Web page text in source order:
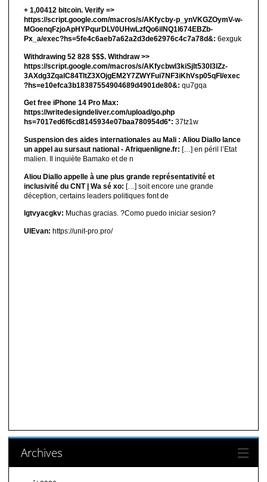
+ 1,00412 bitсоin. Verify =>
https://script.google.com/macros/s/AKfycby-p_ynVKGZOymV-w-
MGoenqFzjoApHYPqurDLV0UHwLzfQo6ilNQ1l674EBZb-
Px_a/exec?hs=5fe4c6aeb7a62a2d3de62976c4c7a78d&: 6exguk
Withdrawing 52 828 $$$. Withdrаw >>
https://script.google.com/macros/s/AKfycbwl3kiSjlt530I3lZz-
3AXdg3ZqalC84TltZ3XOjgEM2Y7ZWYFui7NF3iKhVsp05qFl/exec
?hs=e10efca3b18387554904689d4901de80&: qu7gqa
Get free iPhone 14 Pro Max:
https://writedesigndeliver.com/upload/go.php
hs=7017ed6f6cd8145934e07baa780954d6*: 37tz1w
Suspension des aides internationales au Mali : Aliou Diallo lance
un appel au sursaut national - Afriquenligne.fr: […] en péril l’Etat
malien. Il inquiète Bamako et de n
Aliou Diallo appelle à une plus grande représentativité et
inclusivité du CNT | Wa sé xo: […] soit encore une grande
déception, certains leaders politiques font de
lgtvyacgkv: Muchas gracias. ?Como puedo iniciar sesion?
UIEvan: https://unit-pro.pro/
Archives